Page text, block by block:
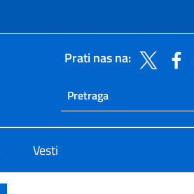
Prati nas na:
Ricerca
Potraži na sajtu
Vesti